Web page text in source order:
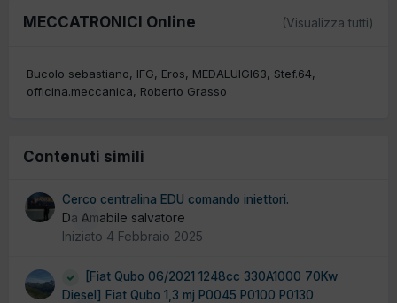
MECCATRONICI Online (Visualizza tutti)
Bucolo sebastiano IFG Eros MEDALUIGI63
Stef.64
officina.meccanica
Roberto Grasso
Contenuti simili
0
Cerco centralina EDU comando iniettori.
Da Amabile salvatore
Iniziato 4 Febbraio 2025
[Fiat Qubo 06/2021 1248cc 330A1000 70Kw
Diesel] Fiat Qubo 1,3 mj P0045 P0100 P0130